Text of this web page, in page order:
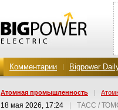
Комментарии Bigpower
Атомная промышленность |
18 мая 2026, 17:24 ТАСС /